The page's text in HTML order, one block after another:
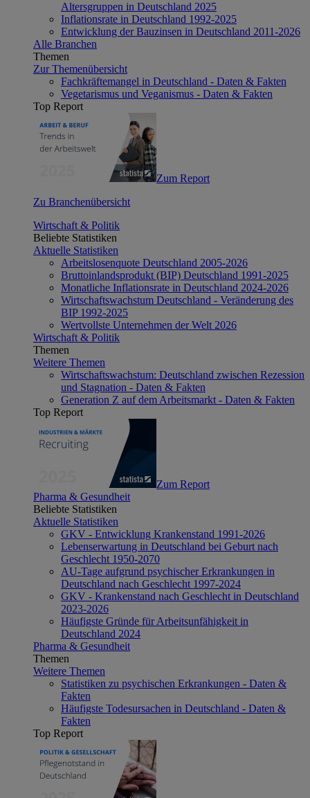
Altersgruppen in Deutschland 2025
Inflationsrate in Deutschland 1992-2025
Entwicklung der Bauzinsen in Deutschland 2011-2026
Alle Branchen
Themen
Zur Themenübersicht
Fachkräftemangel in Deutschland - Daten & Fakten
Vegetarismus und Veganismus - Daten & Fakten
Top Report
Zum Report
Zu Branchenübersicht
Wirtschaft & Politik
Beliebte Statistiken
Aktuelle Statistiken
Arbeitslosenquote Deutschland 2005-2026
Bruttoinlandsprodukt (BIP) Deutschland 1991-2025
Monatliche Inflationsrate in Deutschland 2024-2026
Wirtschaftswachstum Deutschland - Veränderung des
BIP 1992-2025
Wertvollste Unternehmen der Welt 2026
Wirtschaft & Politik
Themen
Weitere Themen
Wirtschaftswachstum: Deutschland zwischen Rezession
und Stagnation - Daten & Fakten
Generation Z auf dem Arbeitsmarkt - Daten & Fakten
Top Report
Zum Report
Pharma & Gesundheit
Beliebte Statistiken
Aktuelle Statistiken
GKV - Entwicklung Krankenstand 1991-2026
Lebenserwartung in Deutschland bei Geburt nach
Geschlecht 1950-2070
AU-Tage aufgrund psychischer Erkrankungen in
Deutschland nach Geschlecht 1997-2024
GKV - Krankenstand nach Geschlecht in Deutschland
2023-2026
Häufigste Gründe für Arbeitsunfähigkeit in
Deutschland 2024
Pharma & Gesundheit
Themen
Weitere Themen
Statistiken zu psychischen Erkrankungen - Daten &
Fakten
Häufigste Todesursachen in Deutschland - Daten &
Fakten
Top Report